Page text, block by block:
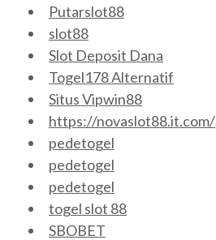
Putarslot88
slot88
Slot Deposit Dana
Togel178 Alternatif
Situs Vipwin88
https://novaslot88.it.com/
pedetogel
pedetogel
pedetogel
togel slot 88
SBOBET